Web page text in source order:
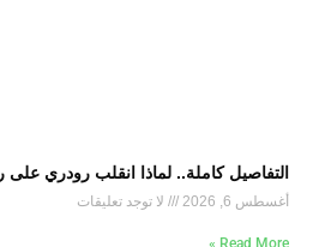
التفاصيل كاملة.. لماذا انقلب رودري على
أغسطس 6, 2026 لا توجد تعليقات
Read More »